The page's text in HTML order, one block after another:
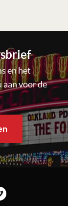
en het
voor de